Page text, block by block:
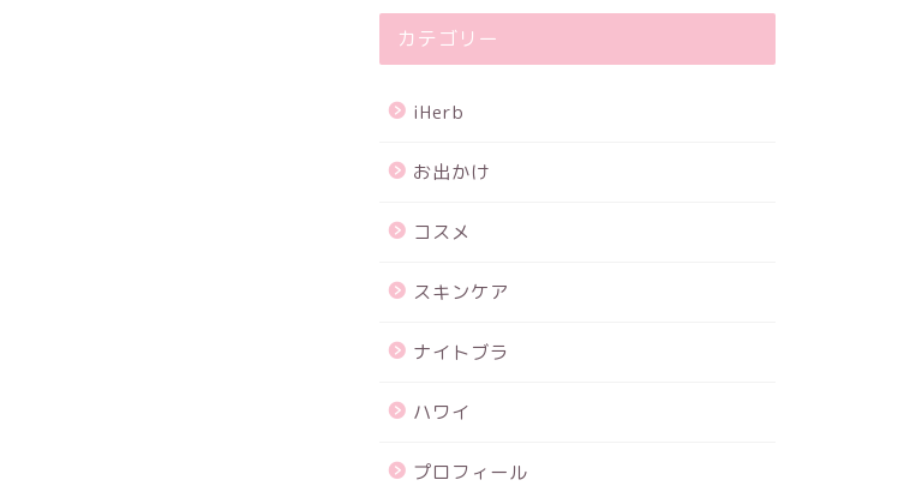
カテゴリー
iHerb
お出かけ
コスメ
スキンケア
ナイトブラ
ハワイ
プロフィール